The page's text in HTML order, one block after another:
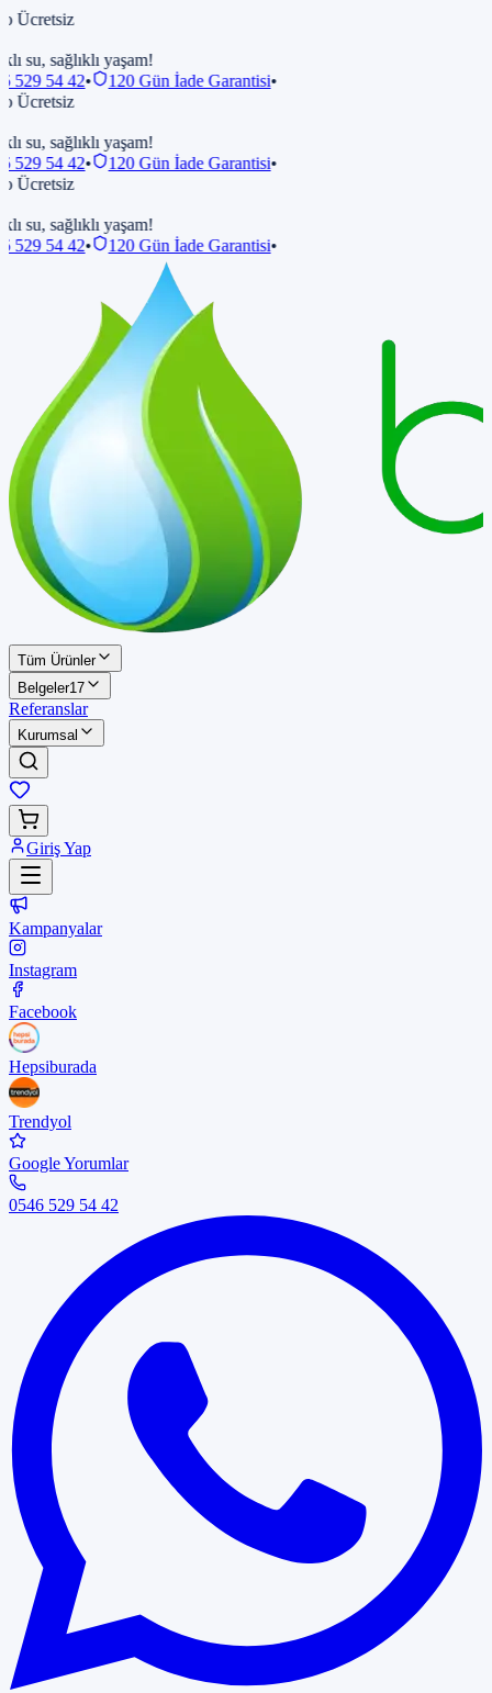
Ücretsiz
su, sağlıklı yaşam!
529 54 42• 120 Gün İade Garantisi•
Ücretsiz
su, sağlıklı yaşam!
529 54 42• 120 Gün İade Garantisi•
Ücretsiz
su, sağlıklı yaşam!
529 54 42• 120 Gün İade Garantisi•
Tüm Ürünler
Belgeler17
Referanslar
Kurumsal
Giriş Yap
Kampanyalar
Instagram
Facebook
Hepsiburada
Trendyol
Google Yorumlar
0546 529 54 42